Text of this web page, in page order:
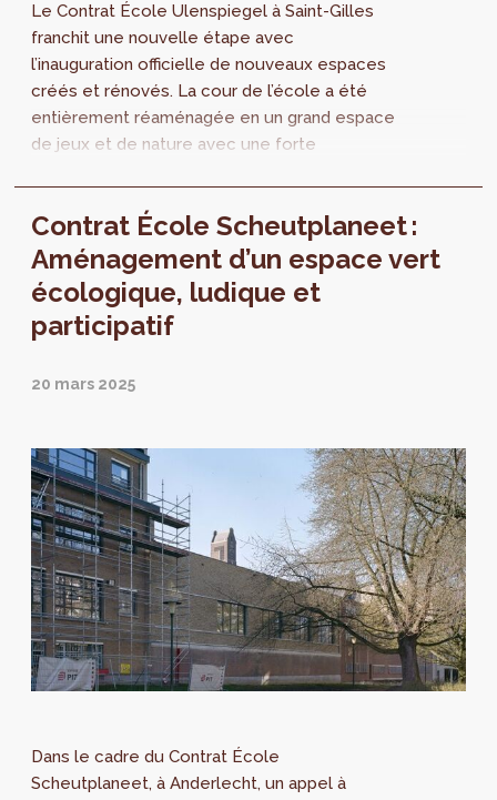
Le Contrat École Ulenspiegel à Saint-Gilles
franchit une nouvelle étape avec
l’inauguration officielle de nouveaux espaces
créés et rénovés. La cour de l’école a été
entièrement réaménagée en un grand espace
de jeux et de nature avec une forte
permet désormais un usage partagé avec le
quartier.
Contrat École Scheutplaneet :
Aménagement d’un espace vert
écologique, ludique et
participatif
20 mars 2025
Dans le cadre du Contrat École
Scheutplaneet, à Anderlecht, un appel à